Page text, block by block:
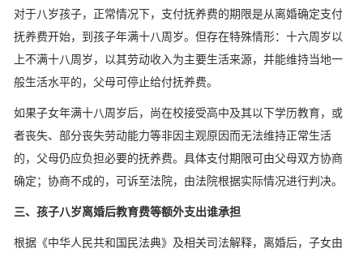
对于八岁孩子，正常情况下，支付抚养费的期限是从离婚确定支付
抚养费开始，到孩子年满十八周岁。但存在特殊情形：十六周岁以
上不满十八周岁，以其劳动收入为主要生活来源，并能维持当地一
般生活水平的，父母可停止给付抚养费。
如果子女年满十八周岁后，尚在校接受高中及其以下学历教育，或
者丧失、部分丧失劳动能力等非因主观原因而无法维持正常生活
的，父母仍应负担必要的抚养费。具体支付期限可由父母双方协商
确定；协商不成的，可诉至法院，由法院根据实际情况进行判决。
三、孩子八岁离婚后教育费等额外支出谁承担
根据《中华人民共和国民法典》及相关司法解释，离婚后，子女由